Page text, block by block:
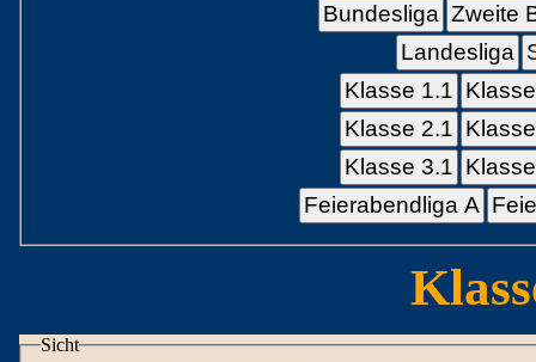
Bundesliga Zweite
Landesliga
Klasse 1.1
Klasse 2.1
Klasse 3.1
Feierabendliga A
Sicht